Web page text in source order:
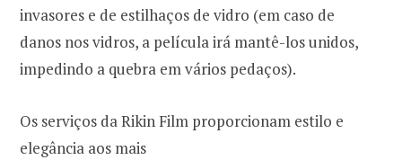
invasores e de estilhaços de vidro (em caso de
danos nos vidros, a película irá mantê-los unidos,
impedindo a quebra em vários pedaços).
Os serviços da Rikin Film proporcionam estilo e
elegância aos mais